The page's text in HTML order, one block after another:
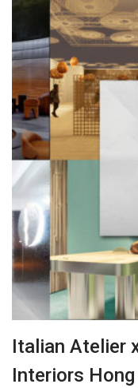
Italian Atelier
Interiors